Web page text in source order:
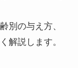
別の与え方、
解説します。